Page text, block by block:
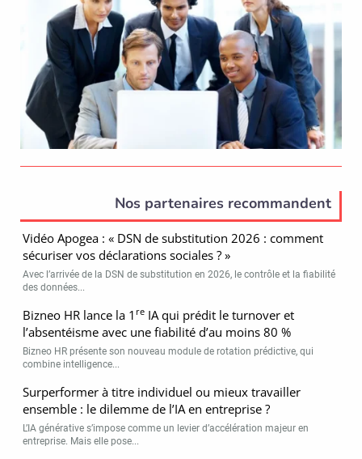
Nos partenaires recommandent
Vidéo Apogea : « DSN de substitution 2026 : comment
sécuriser vos déclarations sociales ? »
Avec l’arrivée de la DSN de substitution en 2026, le contrôle et la fiabilité
des données...
Bizneo HR lance la 1 re IA qui prédit le turnover et
l’absentéisme avec une fiabilité d’au moins 80 %
Bizneo HR présente son nouveau module de rotation prédictive, qui
combine intelligence...
Surperformer à titre individuel ou mieux travailler
ensemble : le dilemme de l’IA en entreprise ?
L’IA générative s’impose comme un levier d’accélération majeur en
entreprise. Mais elle pose...